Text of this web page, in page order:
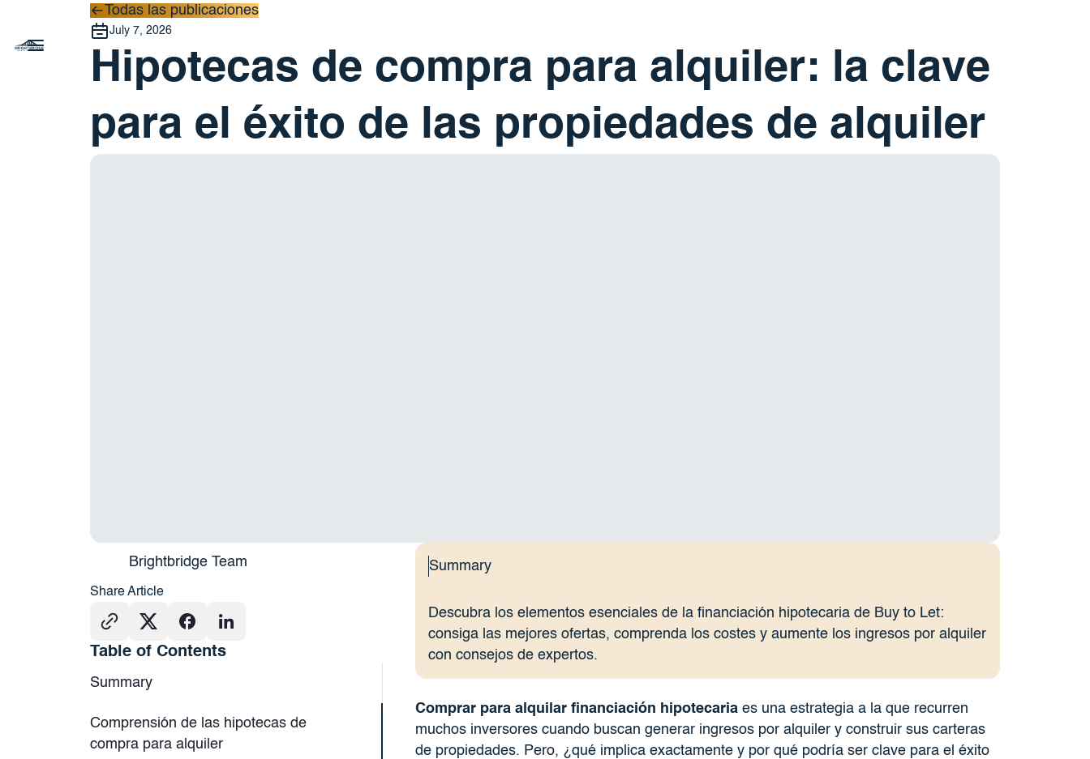
Todas las publicaciones
Todas las publicaciones
July 7, 2026
Hipotecas de compra para alquiler: la clave
para el éxito de las propiedades de alquiler
Brightbridge Team
Share Article
Table of Contents
Summary
Comprensión de las hipotecas de
compra para alquiler
Summary
Descubra los elementos esenciales de la financiación hipotecaria de Buy to Let:
consiga las mejores ofertas, comprenda los costes y aumente los ingresos por alquiler
con consejos de expertos.
Comprar para alquilar financiación hipotecariaes una estrategia a la que recurren
muchos inversores cuando buscan generar ingresos por alquiler y construir sus carteras
de propiedades. Pero, ¿qué implica exactamente y por qué podría ser clave para el éxito